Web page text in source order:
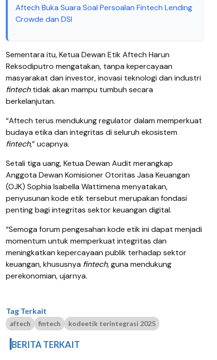
Aftech Buka Suara Soal Persoalan Fintech Lending
Crowde dan DSI
Sementara itu, Ketua Dewan Etik Aftech Harun
Reksodiputro mengatakan, tanpa kepercayaan
masyarakat dan investor, inovasi teknologi dan industri
fintechtidak akan mampu tumbuh secara
berkelanjutan.
“Aftech terus mendukung regulator dalam memperkuat
budaya etika dan integritas di seluruh ekosistem
fintech,” ucapnya.
Setali tiga uang, Ketua Dewan Audit merangkap
Anggota Dewan Komisioner Otoritas Jasa Keuangan
(OJK) Sophia Isabella Wattimena menyatakan,
penyusunan kode etik tersebut merupakan fondasi
penting bagi integritas sektor keuangan digital.
“Semoga forum pengesahan kode etik ini dapat menjadi
momentum untuk memperkuat integritas dan
meningkatkan kepercayaan publik terhadap sektor
keuangan, khususnya fintech, guna mendukung
perekonomian, ujarnya.
Tag Terkait
aftech fintech kodeetik terintegrasi 2025
BERITA TERKAIT